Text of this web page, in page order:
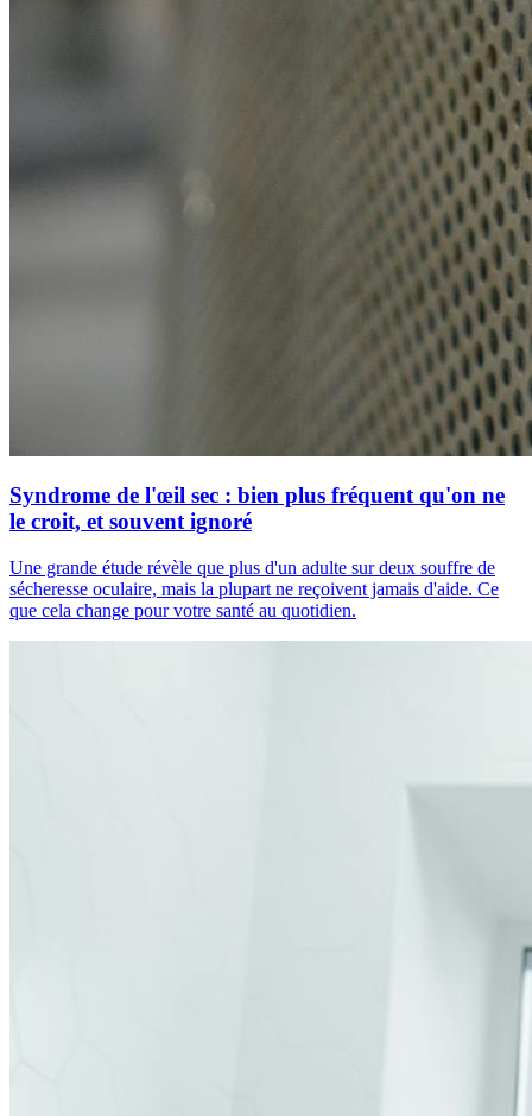
Syndrome de l'œil sec : bien plus fréquent qu'on ne
le croit, et souvent ignoré
Une grande étude révèle que plus d'un adulte sur deux souffre de
sécheresse oculaire, mais la plupart ne reçoivent jamais d'aide. Ce
que cela change pour votre santé au quotidien.